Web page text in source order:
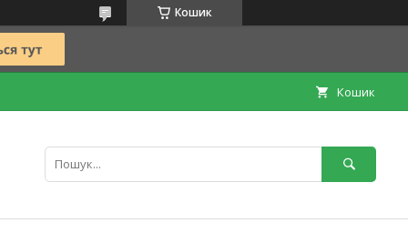
Кошик
Кошик